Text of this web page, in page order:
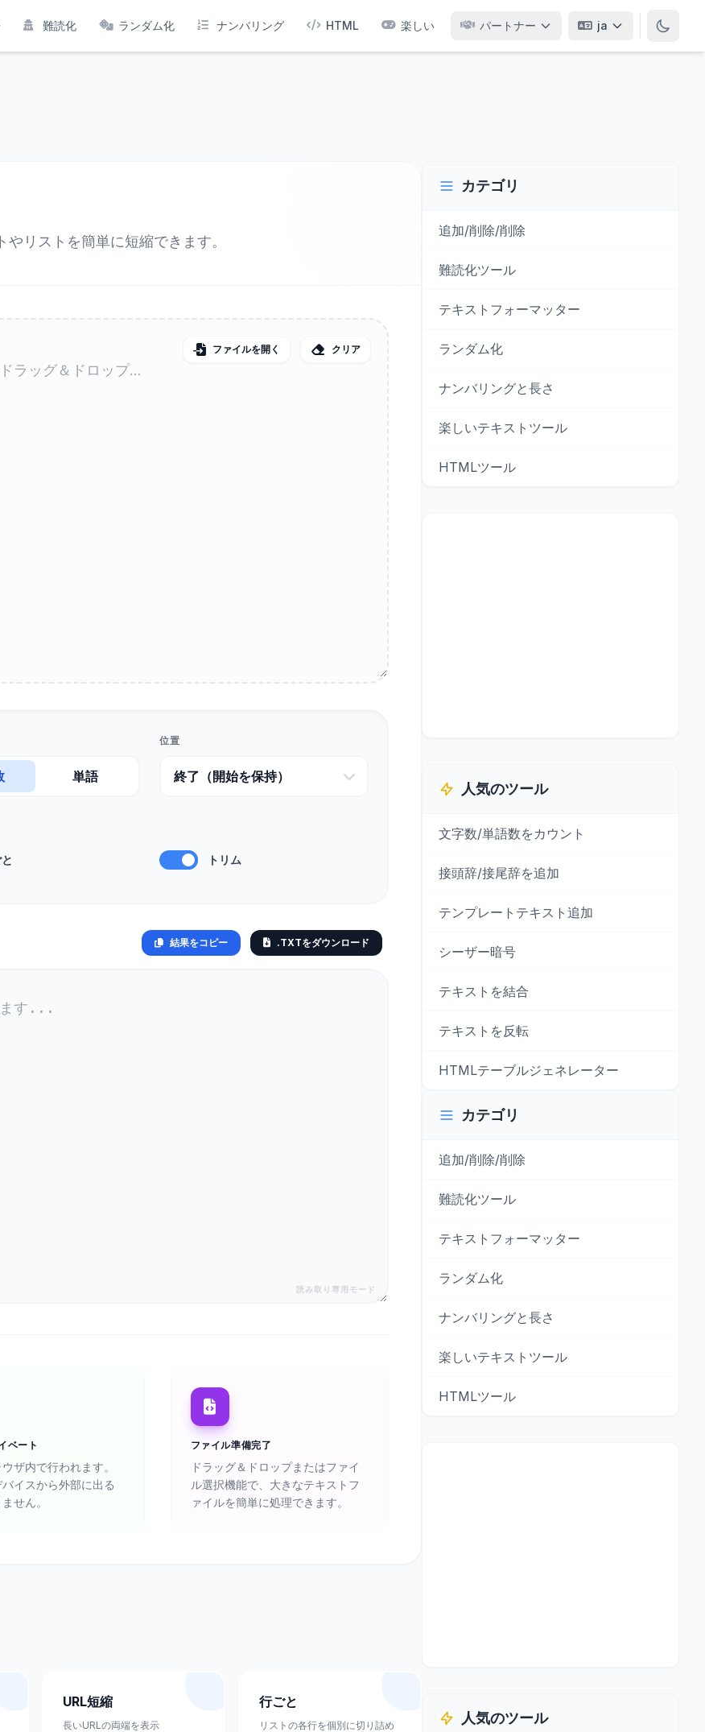
難読化 ランダム化 ナンバリング HTML 楽しい パートナー ja
リストを簡単に短縮できます。
ファイルを開く クリア
単語
位置
トリム
結果をコピー .TXTをダウンロード
読み取り専用モード
ベート
ザ内で行われます。
イスから外部に出る
せん。
ファイル準備完了
ドラッグ＆ドロップまたはファイ
ル選択機能で、大きなテキストフ
ァイルを簡単に処理できます。
URL短縮
長いURLの両端を表示
行ごと
リストの各行を個別に切り詰め
カテゴリ
追加/削除/削除
難読化ツール
テキストフォーマッター
ランダム化
ナンバリングと長さ
楽しいテキストツール
HTMLツール
人気のツール
文字数/単語数をカウント
接頭辞/接尾辞を追加
テンプレートテキスト追加
シーザー暗号
テキストを結合
テキストを反転
HTMLテーブルジェネレーター
カテゴリ
追加/削除/削除
難読化ツール
テキストフォーマッター
ランダム化
ナンバリングと長さ
楽しいテキストツール
HTMLツール
人気のツール